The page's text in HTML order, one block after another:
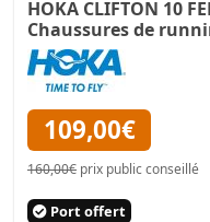
HOKA CLIFTON 10
Chaussures de
109,00€
160,00€ prix public conseillé
Port offert